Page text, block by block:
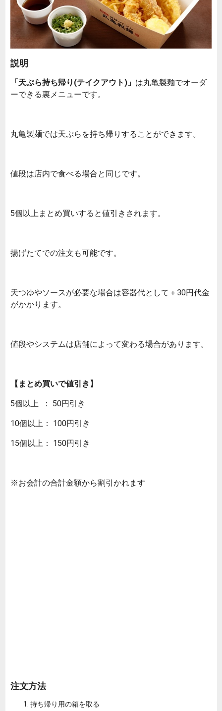
説明
「天ぷら持ち帰り(テイクアウト)」 は丸亀製麺でオーダ
ーできる裏メニューです。
丸亀製麺では天ぷらを持ち帰りすることができます。
値段は店内で食べる場合と同じです。
5個以上まとめ買いすると値引きされます。
揚げたてでの注文も可能です。
天つゆやソースが必要な場合は容器代として＋30円代金
がかかります。
値段やシステムは店舗によって変わる場合があります。
【まとめ買いで値引き】
5個以上 ： 50円引き
10個以上： 100円引き
15個以上： 150円引き
※お会計の合計金額から割引かれます
注文方法
持ち帰り用の箱を取る